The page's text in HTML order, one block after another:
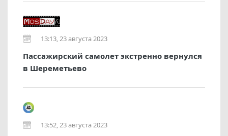
13:13, 23 августа 2023
Пассажирский самолет экстренно вернулся
в Шереметьево
13:52, 23 августа 2023